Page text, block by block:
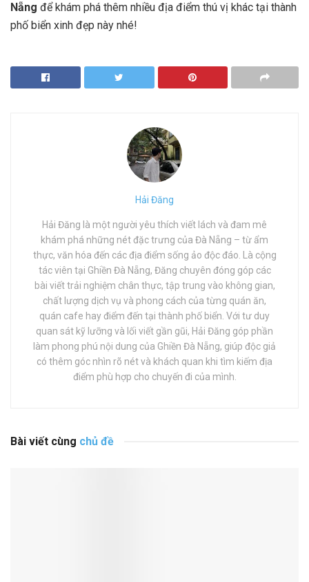
Nẵng để khám phá thêm nhiều địa điểm thú vị khác tại thành
phố biển xinh đẹp này nhé!
Hải Đăng
Hải Đăng là một người yêu thích viết lách và đam mê
khám phá những nét đặc trưng của Đà Nẵng – từ ẩm
thực, văn hóa đến các địa điểm sống ảo độc đáo. Là cộng
tác viên tại Ghiền Đà Nẵng, Đăng chuyên đóng góp các
bài viết trải nghiệm chân thực, tập trung vào không gian,
chất lượng dịch vụ và phong cách của từng quán ăn,
quán cafe hay điểm đến tại thành phố biển. Với tư duy
quan sát kỹ lưỡng và lối viết gần gũi, Hải Đăng góp phần
làm phong phú nội dung của Ghiền Đà Nẵng, giúp độc giả
có thêm góc nhìn rõ nét và khách quan khi tìm kiếm địa
điểm phù hợp cho chuyến đi của mình.
Bài viết cùng chủ đề